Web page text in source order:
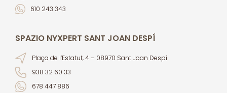
610 243 343
SPAZIO NYXPERT SANT JOAN DESPÍ
Plaça de l’Estatut, 4 – 08970 Sant Joan Despí
938 32 60 33
678 447 886